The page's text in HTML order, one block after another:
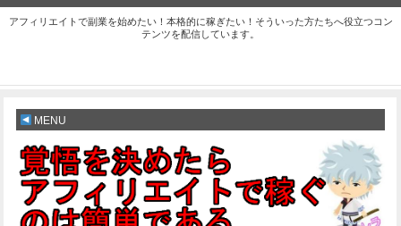
アフィリエイトで副業を始めたい！本格的に稼ぎたい！そういった方たちへ役立つコン
テンツを配信しています。
MENU